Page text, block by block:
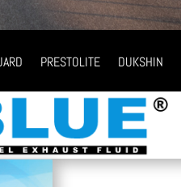
PRESTOLITE DUKSHIN